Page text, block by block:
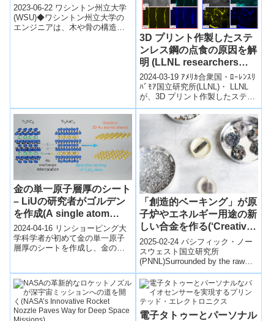
method builds structures
with two metals)
2023-06-22 ワシントン州立大学
(WSU)◆ワシントン州立大学の
エンジニアは、木や骨の構造を
3D プリント作製したステ
ンレス鋼の点食の原因を解
明 (LLNL researchers
uncover culprits behind
pitting corrosion in 3D-
printed stainless steel)
2024-03-19 ｱﾒﾘｶ合衆国・ﾛｰﾚﾝｽﾘ
ﾊﾞﾓｱ国立研究所(LLNL)・ LLNL
が、3D プリント作製したステン
レス鋼 316L(SUS316L)...
金の単一原子層厚のシート
– LiUの研究者がゴルデン
を作成(A single atom
layer of gold – LiU
researchers create
goldene)
2024-04-16 リンショーピング大
学科学者が初めて金の単一原子
層厚のシートを作成し、金の新
成...
「創造的ベーキング」が原
子炉やエネルギー用途の新
しい合金を作る(‘Creative
Baking’ by Tri-City
Researchers Makes New
Alloy for Nuclear
Reactors, Energy Uses)
2025-02-24 パシフィック・ノー
スウェスト国立研究所
(PNNL)Surrounded by the raw
materials from which i...
電子タトゥーとパーソナル